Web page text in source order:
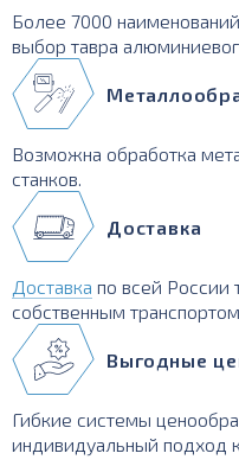
Более 7000
выбор тавра
Возможна обработка
станков.
Доставка
Доставка по всей России
собственным
Выгодные
Гибкие системы
индивидуальный подход